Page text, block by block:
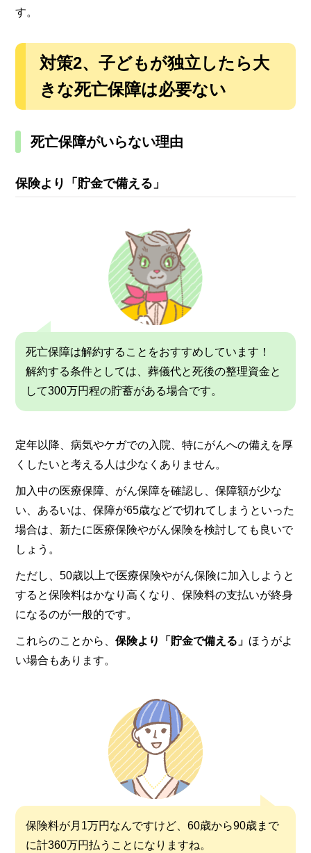
す。
対策2、子どもが独立したら大
きな死亡保障は必要ない
死亡保障がいらない理由
保険より「貯金で備える」
死亡保障は解約することをおすすめしています！
解約する条件としては、葬儀代と死後の整理資金と
して300万円程の貯蓄がある場合です。
定年以降、病気やケガでの入院、特にがんへの備えを厚
くしたいと考える人は少なくありません。
加入中の医療保障、がん保障を確認し、保障額が少な
い、あるいは、保障が65歳などで切れてしまうといった
場合は、新たに医療保険やがん保険を検討しても良いで
しょう。
ただし、50歳以上で医療保険やがん保険に加入しようと
すると保険料はかなり高くなり、保険料の支払いが終身
になるのが一般的です。
これらのことから、保険より「貯金で備える」 ほうがよ
い場合もあります。
保険料が月1万円なんですけど、60歳から90歳まで
に計360万円払うことになりますね。